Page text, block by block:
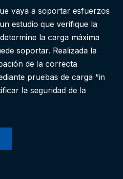
vaya a soportar esfuerzos
estudio que verifique la
la carga máxima
soportar. Realizada la
de la correcta
pruebas de carga “in
la seguridad de la